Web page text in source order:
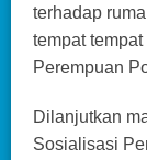
terhadap
tempat
Perempuan
Dilanjutkan
Sosialisasi